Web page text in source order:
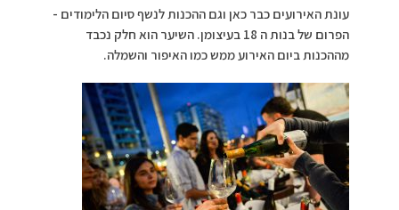
עונת האירועים כבר כאן וגם ההכנות לנשף סיום הלימודים -
הפרום של בנות ה 18 בעיצומן. השיער הוא חלק נכבד
מההכנות ביום האירוע ממש כמו האיפור והשמלה.